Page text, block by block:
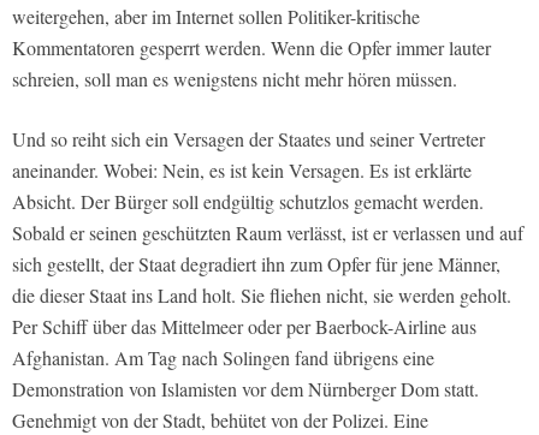
weitergehen, aber im Internet sollen Politiker-kritische
Kommentatoren gesperrt werden. Wenn die Opfer immer lauter
schreien, soll man es wenigstens nicht mehr hören müssen.
Und so reiht sich ein Versagen der Staates und seiner Vertreter
aneinander. Wobei: Nein, es ist kein Versagen. Es ist erklärte
Absicht. Der Bürger soll endgültig schutzlos gemacht werden.
Sobald er seinen geschützten Raum verlässt, ist er verlassen und auf
sich gestellt, der Staat degradiert ihn zum Opfer für jene Männer,
die dieser Staat ins Land holt. Sie fliehen nicht, sie werden geholt.
Per Schiff über das Mittelmeer oder per Baerbock-Airline aus
Afghanistan. Am Tag nach Solingen fand übrigens eine
Demonstration von Islamisten vor dem Nürnberger Dom statt.
Genehmigt von der Stadt, behütet von der Polizei. Eine